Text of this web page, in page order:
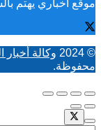
موقع أخباري يهتم
© 2024 وكالة أخبار
محفوظة.